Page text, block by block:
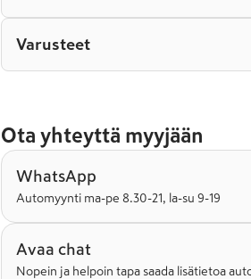
Varusteet
Ota yhteyttä myyjään
WhatsApp
Automyynti ma-pe 8.30-21, la-su 9-19
Avaa chat
Nopein ja helpoin tapa saada lisätietoa